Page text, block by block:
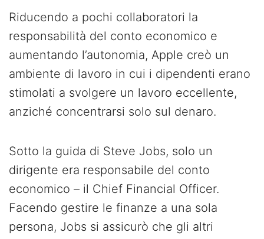
Riducendo a pochi collaboratori la
responsabilità del conto economico e
aumentando l’autonomia, Apple creò un
ambiente di lavoro in cui i dipendenti erano
stimolati a svolgere un lavoro eccellente,
anziché concentrarsi solo sul denaro.
Sotto la guida di Steve Jobs, solo un
dirigente era responsabile del conto
economico – il Chief Financial Officer.
Facendo gestire le finanze a una sola
persona, Jobs si assicurò che gli altri